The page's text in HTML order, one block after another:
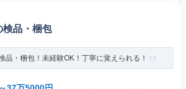
検品・梱包
品・梱包！未経験OK！丁寧に覚えられる！